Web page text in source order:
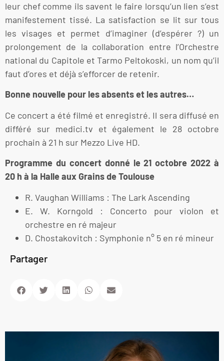
leur chef comme ils savent le faire lorsqu’un lien s’est
manifestement tissé. La satisfaction se lit sur tous
les visages et permet d’imaginer (d’espérer ?) un
prolongement de la collaboration entre l’Orchestre
national du Capitole et Tarmo Peltokoski, un nom qu’il
faut d’ores et déjà s’efforcer de retenir.
Bonne nouvelle pour les absents et les autres…
Ce concert a été filmé et enregistré. Il sera diffusé en
différé sur medici.tv et également le 28 octobre
prochain à 21 h sur Mezzo Live HD.
Programme du concert donné le 21 octobre 2022 à
20 h à la Halle aux Grains de Toulouse
R. Vaughan Williams : The Lark Ascending
E. W. Korngold : Concerto pour violon et
orchestre en ré majeur
D. Chostakovitch : Symphonie n° 5 en ré mineur
Partager